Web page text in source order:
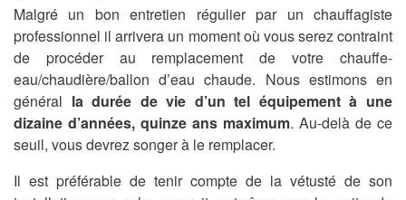
Malgré un bon entretien régulier par un chauffagiste
professionnel il arrivera un moment où vous serez contraint
de procéder au remplacement de votre chauffe-
eau/chaudière/ballon d’eau chaude. Nous estimons en
général la durée de vie d’un tel équipement à une
dizaine d’années, quinze ans maximum. Au-delà de ce
seuil, vous devrez songer à le remplacer.
Il est préférable de tenir compte de la vétusté de son